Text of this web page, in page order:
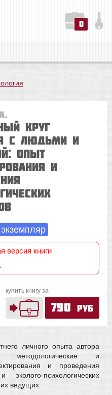
0
круг
с людьми и
опыт
и
версия книги
купить книгу за
790 руб
личного опыта автора
методологические и
и проведения
эколого-психологических
ведущих.